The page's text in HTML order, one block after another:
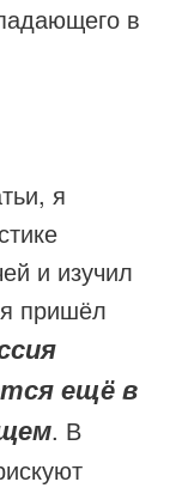
в
я
и изучил
пришёл
ещё в
. В